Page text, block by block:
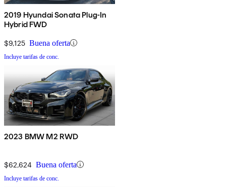
2019 Hyundai Sonata Plug-In
Hybrid FWD
$9,125 Buena oferta
Incluye tarifas de conc.
2023 BMW M2 RWD
$62,624 Buena oferta
Incluye tarifas de conc.